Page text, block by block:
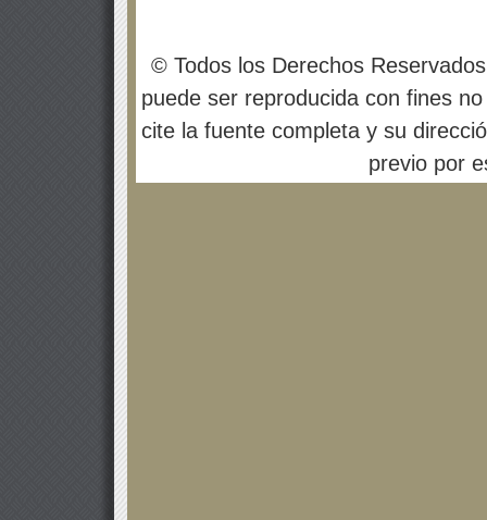
© Todos los Derechos
puede ser reproducida con fines
cite la fuente completa y su
previo por